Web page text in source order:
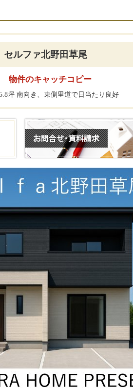
セルファ北野田草尾
物件のキャッチコピー
坪 南向き、東側里道で日当たり良好